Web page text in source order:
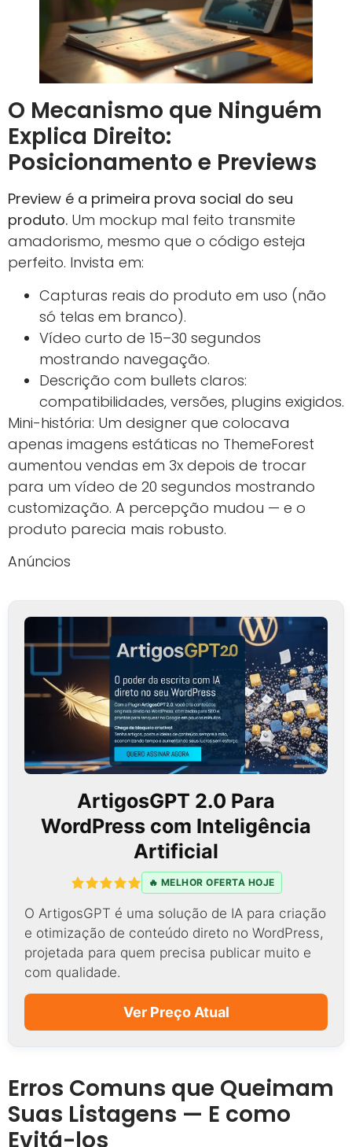
O Mecanismo que Ninguém
Explica Direito:
Posicionamento e Previews
Preview é a primeira prova social do seu
produto. Um mockup mal feito transmite
amadorismo, mesmo que o código esteja
perfeito. Invista em:
Capturas reais do produto em uso (não
só telas em branco).
Vídeo curto de 15–30 segundos
mostrando navegação.
Descrição com bullets claros:
compatibilidades, versões, plugins exigidos.
Mini-história: Um designer que colocava
apenas imagens estáticas no ThemeForest
aumentou vendas em 3x depois de trocar
para um vídeo de 20 segundos mostrando
customização. A percepção mudou — e o
produto parecia mais robusto.
Anúncios
ArtigosGPT 2.0 Para
WordPress com Inteligência
Artificial
🔥 MELHOR OFERTA HOJE
O ArtigosGPT é uma solução de IA para criação
e otimização de conteúdo direto no WordPress,
projetada para quem precisa publicar muito e
com qualidade.
Ver Preço Atual
Erros Comuns que Queimam
Suas Listagens — E como
Evitá-los